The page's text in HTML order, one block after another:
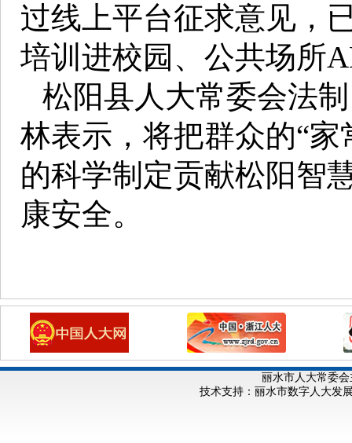
过线上平台征求意见，
培训进校园、公共场所
松阳县人大常委会法
林表示，将把群众的“家
的科学制定贡献松阳智
康安全。
丽水市人大常委会
技术支持：丽水市数字人大发